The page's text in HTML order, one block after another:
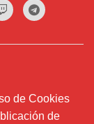
de Cookies
de